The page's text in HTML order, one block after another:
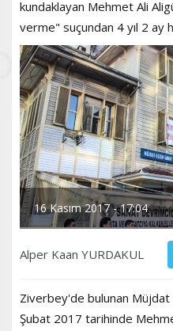
kundaklayan Mehmet Ali
verme" suçundan 4 yıl 2 ay
16 Kasım 2017 - 17:04
Alper Kaan YURDAKUL
Ziverbey'de bulunan
Şubat 2017 tarihinde